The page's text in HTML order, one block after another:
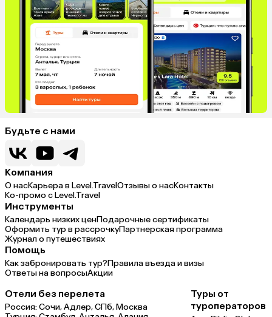
Будьте с нами
Компания
О насКарьера в Level.TravelОтзывы о насКонтакты
Ко-промо с Level.Travel
Инструменты
Календарь низких ценПодарочные сертификаты
Оформить тур в рассрочкуПартнерская программа
Журнал о путешествиях
Помощь
Как забронировать тур?Правила въезда и визы
Ответы на вопросыАкции
Отели без перелета
Россия:Сочи,Адлер,СПб,Москва
Туры от
туроператоров